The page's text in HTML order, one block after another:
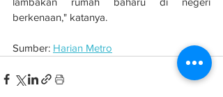
berkenaan," katanya.
Sumber: Harian Metro